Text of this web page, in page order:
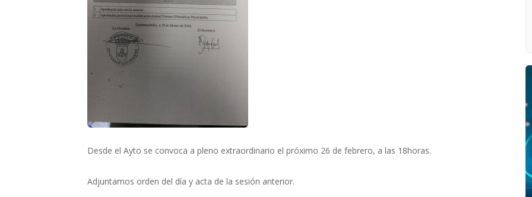
Desde el Ayto se convoca a pleno extraordinario el próximo 26 de febrero, a las 18horas.
Adjuntamos orden del día y acta de la sesión anterior.